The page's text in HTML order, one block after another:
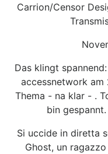
Carrion/Censor
Das klingt
accessnetwork am
Thema - na klar - .
bin
Si uccide in diretta
Ghost, un